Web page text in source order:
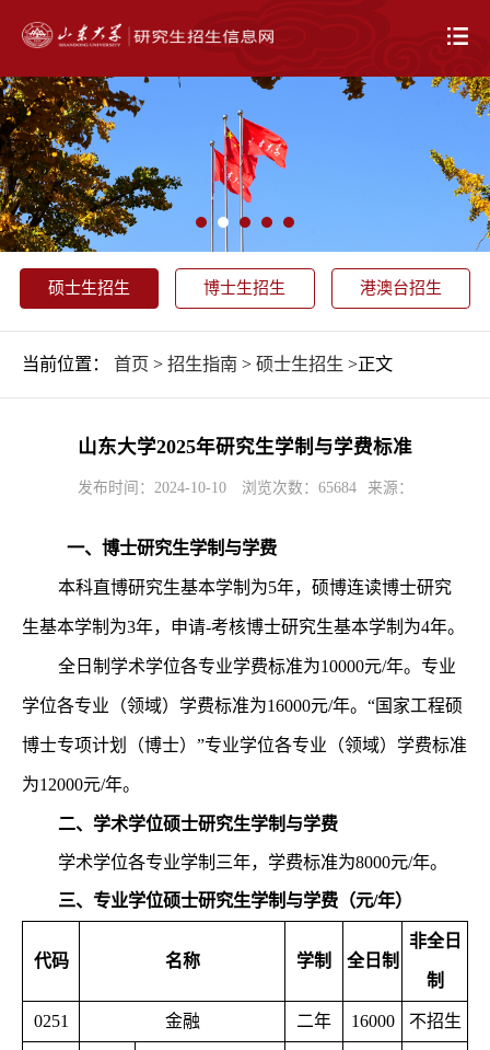
硕士生招生 博士生招生 港澳台招生
当前位置： 首页 > 招生指南 > 硕士生招生 >正文
山东大学2025年研究生学制与学费标准
发布时间：2024-10-10 浏览次数： 65684 来源：
一、博士研究生学制与学费
本科直博研究生基本学制为5年，硕博连读博士研究
生基本学制为3年，申请-考核博士研究生基本学制为4年。
全日制学术学位各专业学费标准为10000元/年。专业
学位各专业（领域）学费标准为16000元/年。“国家工程硕
博士专项计划（博士）”专业学位各专业（领域）学费标准
为12000元/年。
二、学术学位硕士研究生学制与学费
学术学位各专业学制三年，学费标准为8000元/年。
三、专业学位硕士研究生学制与学费（元/年）
代码 名称 学制 全日制
非全日
制
0251 金融 二年 16000 不招生